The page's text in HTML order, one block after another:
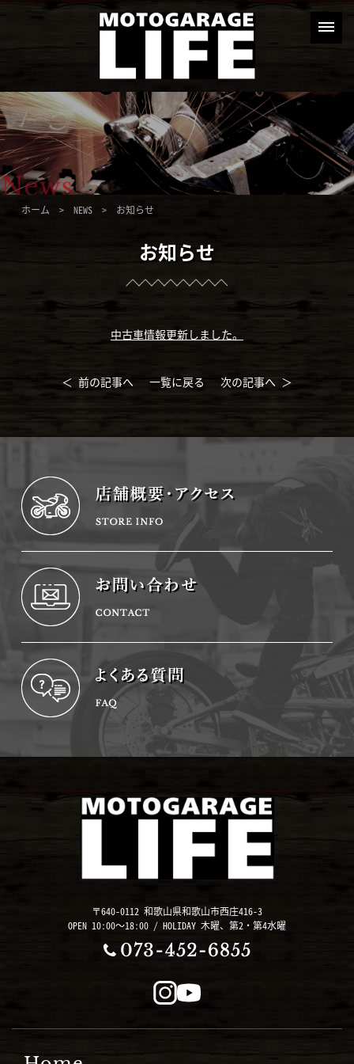
ホーム > NEWS> お知らせ
お知らせ
中古車情報更新しました。
＜ 前の記事へ 一覧に戻る 次の記事へ ＞
〒640-0112 和歌山県和歌山市西庄416-3
OPEN 10:00～18:00 / HOLIDAY 木曜、第2・第4水曜